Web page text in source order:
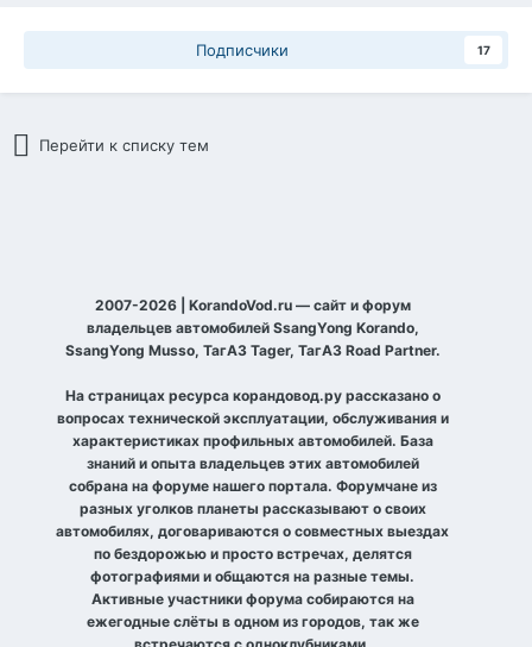
Подписчики 17
Перейти к списку тем
2007-2026 | KorandoVod.ru — сайт и форум
владельцев автомобилей SsangYong Korando,
SsangYong Musso, ТагАЗ Tager, ТагАЗ Road Partner.
На страницах ресурса корандовод.ру рассказано о
вопросах технической эксплуатации, обслуживания и
характеристиках профильных автомобилей. База
знаний и опыта владельцев этих автомобилей
собрана на форуме нашего портала. Форумчане из
разных уголков планеты рассказывают о своих
автомобилях, договариваются о совместных выездах
по бездорожью и просто встречах, делятся
фотографиями и общаются на разные темы.
Активные участники форума собираются на
ежегодные слёты в одном из городов, так же